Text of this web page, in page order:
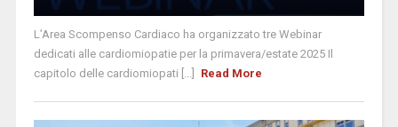
L’Area Scompenso Cardiaco ha organizzato tre Webinar
dedicati alle cardiomiopatie per la primavera/estate 2025 Il
capitolo delle cardiomiopati [...]
Read More